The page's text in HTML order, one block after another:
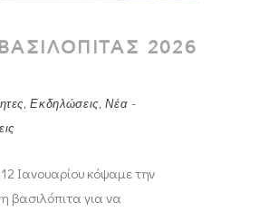
2026
,Εκδηλώσεις ,Νέα -
Ιανουαρίου κόψαμε την
βασιλόπιτα για να